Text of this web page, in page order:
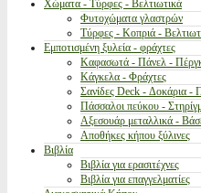
Χώματα - Τύρφες - Βελτιωτικά
Φυτοχώματα γλαστρών
Τύρφες - Κοπριά -
Εμποτισμένη ξυλεία - φράχτες
Καφασωτά - Πάνελ -
Κάγκελα - Φράχτες
Σανίδες Deck - Δοκάρια -
Πάσσαλοι πεύκου -
Αξεσουάρ μεταλλικά -
Αποθήκες κήπου ξύλινες
Βιβλία
Βιβλία για ερασιτέχνες
Βιβλία για επαγγελματίες